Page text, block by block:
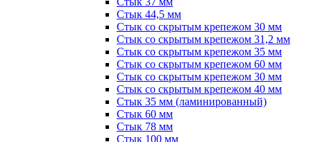
Стык 44,5 мм
Стык со скрытым крепежом 30 мм
Стык со скрытым крепежом 31,2 мм
Стык со скрытым крепежом 35 мм
Стык со скрытым крепежом 60 мм
Стык со скрытым крепежом 30 мм
Стык со скрытым крепежом 40 мм
Стык 35 мм (ламинированный)
Стык 60 мм
Стык 78 мм
Стык 100 мм